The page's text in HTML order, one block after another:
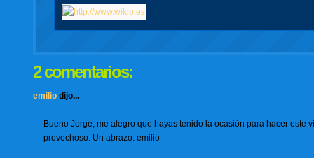
2 comentarios:
emilio dijo...
Bueno Jorge, me alegro que hayas tenido la ocasión para hacer
provechoso. Un abrazo: emilio